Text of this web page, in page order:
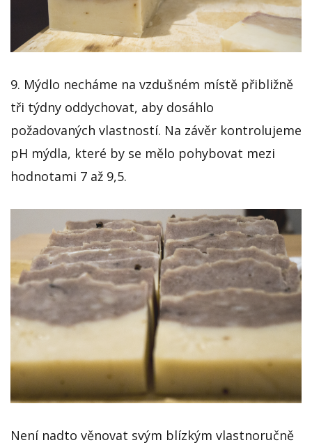
9. Mýdlo necháme na vzdušném místě přibližně
tři týdny oddychovat, aby dosáhlo
požadovaných vlastností. Na závěr kontrolujeme
pH mýdla, které by se mělo pohybovat mezi
hodnotami 7 až 9,5.
Není nadto věnovat svým blízkým vlastnoručně